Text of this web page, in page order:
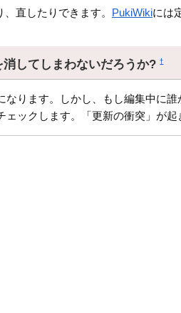
直したりできます。 PukiWikiには
消してしまわないだろうか?†
ります。しかし、もし編集中に
ックします。「更新の衝突」が